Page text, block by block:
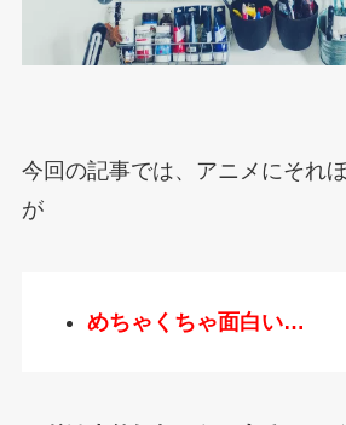
今回の記事では、アニメにそれ
が
めちゃくちゃ面白い…